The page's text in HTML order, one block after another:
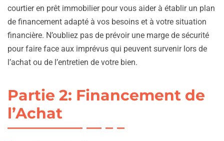
courtier en prêt immobilier pour vous aider à établir un plan
de financement adapté à vos besoins et à votre situation
financière. N’oubliez pas de prévoir une marge de sécurité
pour faire face aux imprévus qui peuvent survenir lors de
l’achat ou de l’entretien de votre bien.
Partie 2: Financement de
l’Achat